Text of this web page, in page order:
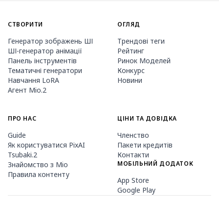
СТВОРИТИ
Генератор зображень ШІ
ШІ-генератор анімації
Панель інструментів
Тематичні генератори
Навчання LoRA
Агент Mio.2
ОГЛЯД
Трендові теги
Рейтинг
Ринок Моделей
Конкурс
Новини
ПРО НАС
Guide
Як користуватися PixAI
Tsubaki.2
Знайомство з Mio
Правила контенту
ЦІНИ ТА ДОВІДКА
Членство
Пакети кредитів
Контакти
МОБІЛЬНИЙ ДОДАТОК
App Store
Google Play